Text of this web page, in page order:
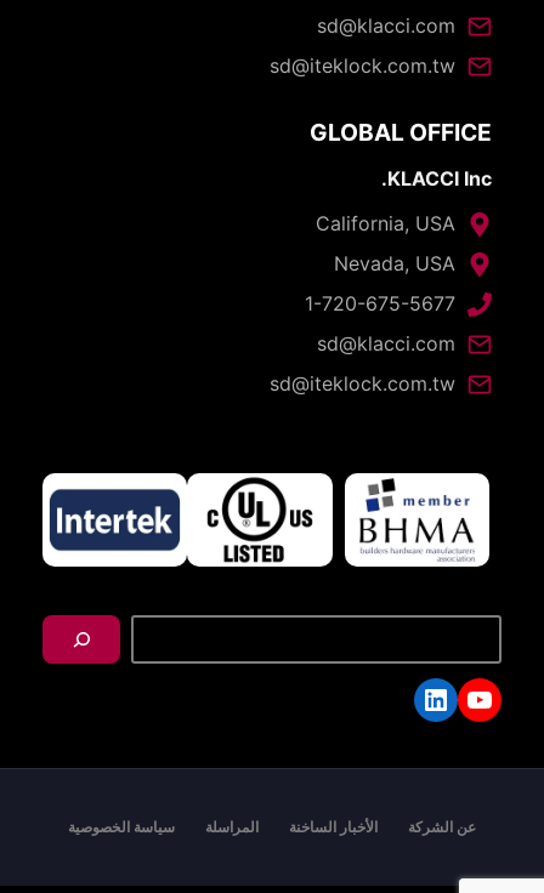
sd@klacci.com
sd@iteklock.com.tw
GLOBAL OFFICE
KLACCI Inc.
California, USA
Nevada, USA
1-720-675-5677
sd@klacci.com
sd@iteklock.com.tw
YouTube
LinkedIn
عن الشركة الأخبار الساخنة المراسلة سياسة الخصوصية